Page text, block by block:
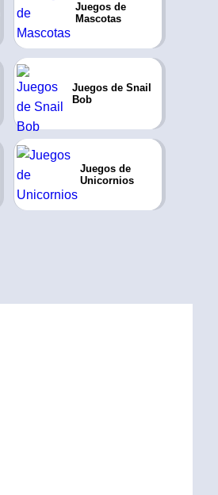
Juegos de
Mascotas
Juegos de Snail
Bob
Juegos de
Unicornios